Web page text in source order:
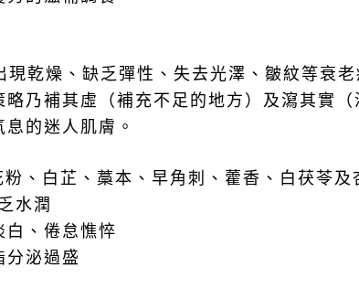
現乾燥、缺乏彈性、失去光澤、皺紋等衰
乃補其虛（補充不足的地方）及瀉其實
的迷人肌膚。
、白芷、藁本、早角刺、藿香、白茯苓及
水潤
白、倦怠憔悴
分泌過盛